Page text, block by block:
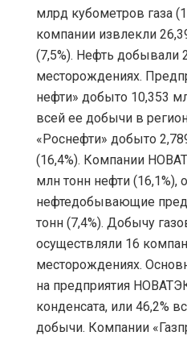
млрд кубометров газа
компании извлекли
(7,5%). Нефть добывали
месторождениях.
нефти» добыто 10,353
всей ее добычи в
«Роснефти» добыто
(16,4%). Компании
млн тонн нефти (16,1%),
нефтедобывающие
тонн (7,4%). Добычу
осуществляли 16
месторождениях.
на предприятия
конденсата, или 46,2%
добычи. Компании